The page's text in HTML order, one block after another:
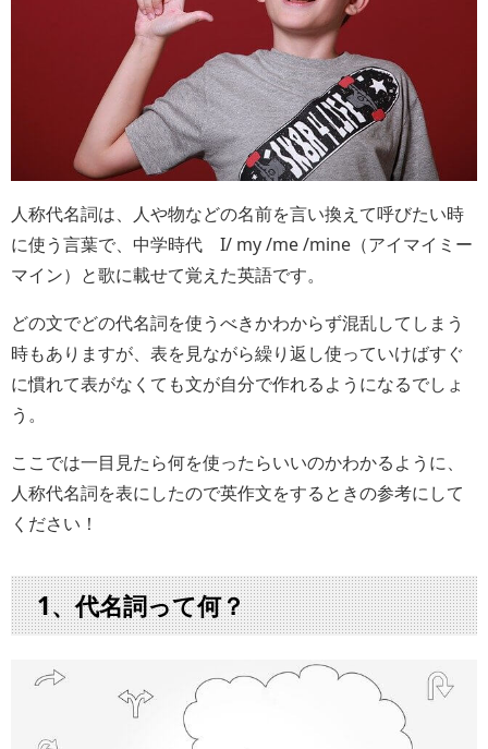
人称代名詞は、人や物などの名前を言い換えて呼びたい時
に使う言葉で、中学時代 I/ my /me /mine（アイマイミー
マイン）と歌に載せて覚えた英語です。
どの文でどの代名詞を使うべきかわからず混乱してしまう
時もありますが、表を見ながら繰り返し使っていけばすぐ
に慣れて表がなくても文が自分で作れるようになるでしょ
う。
ここでは一目見たら何を使ったらいいのかわかるように、
人称代名詞を表にしたので英作文をするときの参考にして
ください！
1、代名詞って何？